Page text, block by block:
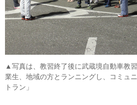
▲写真は、教習終了後に武蔵境自動車教
業生、地域の方とランニングし、コミュ
トラン」